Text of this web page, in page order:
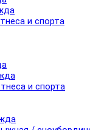
и спорта
и спорта